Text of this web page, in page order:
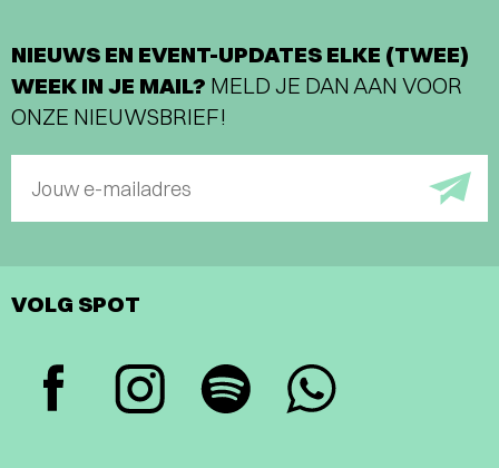
NIEUWS EN EVENT-UPDATES ELKE (TWEE)
WEEK IN JE MAIL? MELD JE DAN AAN VOOR
ONZE NIEUWSBRIEF!
Jouw e-mailadres
VOLG SPOT